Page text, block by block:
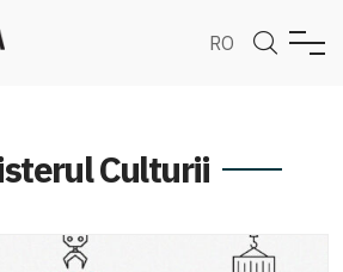
RO
Culturii